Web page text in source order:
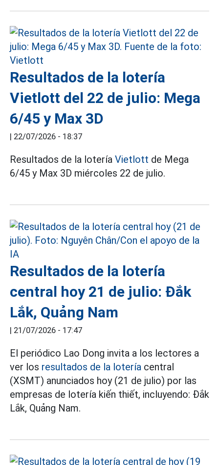
Resultados de la lotería
Vietlott del 22 de julio: Mega
6/45 y Max 3D
| 22/07/2026 - 18:37
Resultados de la lotería Vietlott de Mega
6/45 y Max 3D miércoles 22 de julio.
Resultados de la lotería
central hoy 21 de julio: Đắk
Lắk, Quảng Nam
| 21/07/2026 - 17:47
El periódico Lao Dong invita a los lectores a
ver los resultados de la lotería central
(XSMT) anunciados hoy (21 de julio) por las
empresas de lotería kiến thiết, incluyendo: Đắk
Lắk, Quảng Nam.